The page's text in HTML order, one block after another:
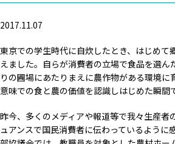
2017.11.07
東京での学生時代に自炊したとき、はじめて
えました。自らが消費者の立場で食品を選ん
りの圃場にあたりまえに農作物がある環境に
意味での食と農の価値を認識しはじめた瞬間
昨今、多くのメディアや報道等で我々生産者
ュアンスで国民消費者に伝わっているように